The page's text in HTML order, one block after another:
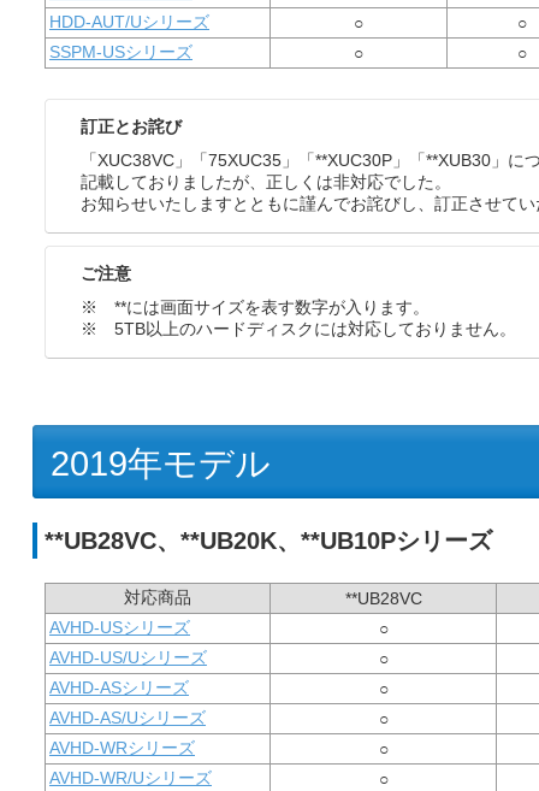
HDD-AUT/Uシリーズ
○
○
SSPM-USシリーズ
○ ○
訂正とお詫び
「XUC38VC」「75XUC35」「**XUC30P」「**XUB30」
記載しておりましたが、正しくは非対応でした。
お知らせいたしますとともに謹んでお詫びし、訂正させて
ご注意
※ **には画面サイズを表す数字が入ります。
※ 5TB以上のハードディスクには対応しておりません。
2019年モデル
**UB28VC、**UB20K、**UB10Pシリーズ
対応商品
**UB28VC
AVHD-USシリーズ
○
AVHD-US/Uシリーズ
○
AVHD-ASシリーズ
○
AVHD-AS/Uシリーズ
○
AVHD-WRシリーズ
○
AVHD-WR/Uシリーズ
○